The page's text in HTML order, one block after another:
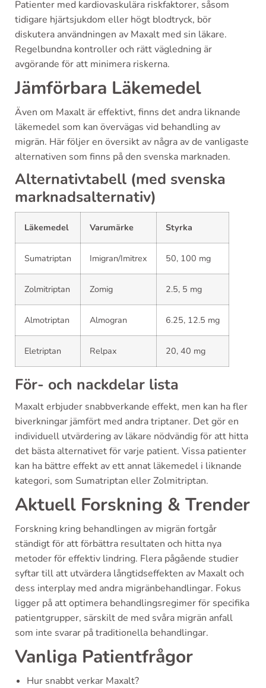
Patienter med kardiovaskulära riskfaktorer, såsom
tidigare hjärtsjukdom eller högt blodtryck, bör
diskutera användningen av Maxalt med sin läkare.
Regelbundna kontroller och rätt vägledning är
avgörande för att minimera riskerna.
Jämförbara Läkemedel
Även om Maxalt är effektivt, finns det andra liknande
läkemedel som kan övervägas vid behandling av
migrän. Här följer en översikt av några av de vanligaste
alternativen som finns på den svenska marknaden.
Alternativtabell (med svenska
marknadsalternativ)
Läkemedel Varumärke Styrka
Sumatriptan Imigran/Imitrex 50, 100 mg
Zolmitriptan Zomig 2.5, 5 mg
Almotriptan Almogran 6.25, 12.5 mg
Eletriptan Relpax 20, 40 mg
För- och nackdelar lista
Maxalt erbjuder snabbverkande effekt, men kan ha fler
biverkningar jämfört med andra triptaner. Det gör en
individuell utvärdering av läkare nödvändig för att hitta
det bästa alternativet för varje patient. Vissa patienter
kan ha bättre effekt av ett annat läkemedel i liknande
kategori, som Sumatriptan eller Zolmitriptan.
Aktuell Forskning & Trender
Forskning kring behandlingen av migrän fortgår
ständigt för att förbättra resultaten och hitta nya
metoder för effektiv lindring. Flera pågående studier
syftar till att utvärdera långtidseffekten av Maxalt och
dess interplay med andra migränbehandlingar. Fokus
ligger på att optimera behandlingsregimer för specifika
patientgrupper, särskilt de med svåra migrän anfall
som inte svarar på traditionella behandlingar.
Vanliga Patientfrågor
Hur snabbt verkar Maxalt?